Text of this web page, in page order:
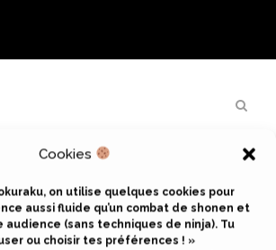
Cookies
on utilise quelques cookies pour
aussi fluide qu’un combat de shonen et
audience (sans techniques de ninja). Tu
ou choisir tes préférences ! »